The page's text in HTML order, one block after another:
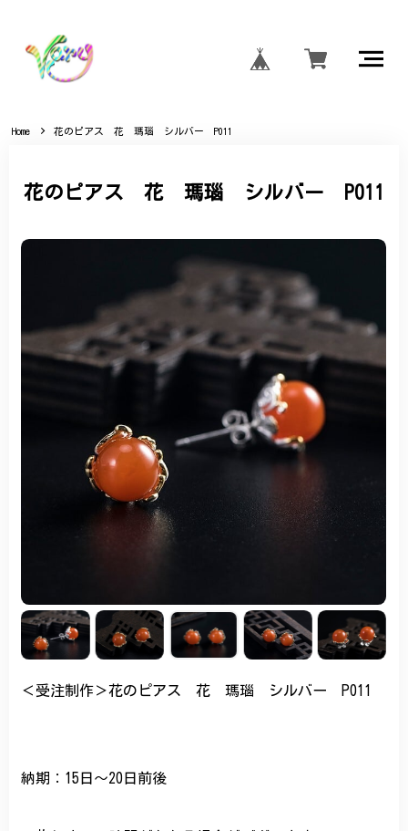
Home 花のピアス 花 瑪瑙 シルバー P011
花のピアス 花 瑪瑙 シルバー P011
＜受注制作＞花のピアス 花 瑪瑙 シルバー P011
納期：15日～20日前後